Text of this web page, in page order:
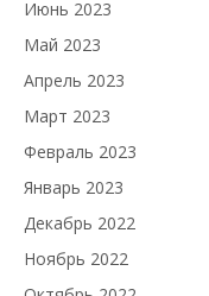
Июнь 2023
Май 2023
Апрель 2023
Март 2023
Февраль 2023
Январь 2023
Декабрь 2022
Ноябрь 2022